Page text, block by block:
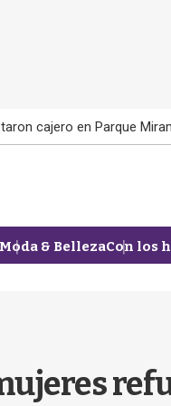
cajero en Parque
Moda & BellezaCon los